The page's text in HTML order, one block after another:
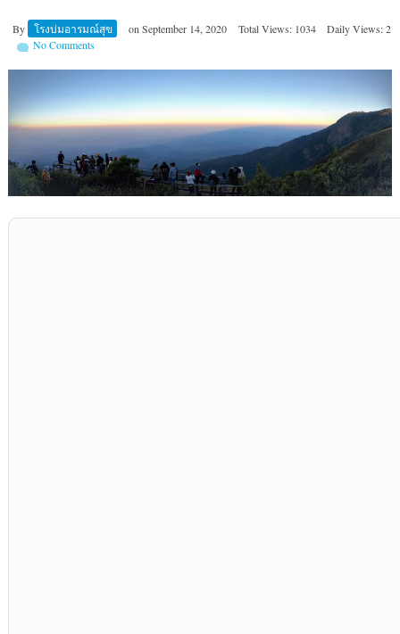
By โรงบ่มอารมณ์สุข on September 14, 2020 Total Views: 1034
Daily Views: 2
No Comments